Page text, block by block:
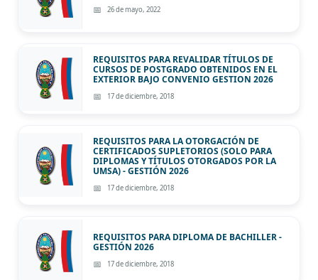
26 de mayo, 2022
REQUISITOS PARA REVALIDAR TÍTULOS DE
CURSOS DE POSTGRADO OBTENIDOS EN EL
EXTERIOR BAJO CONVENIO GESTION 2026
17 de diciembre, 2018
REQUISITOS PARA LA OTORGACIÓN DE
CERTIFICADOS SUPLETORIOS (SOLO PARA
DIPLOMAS Y TÍTULOS OTORGADOS POR LA
UMSA) - GESTIÓN 2026
17 de diciembre, 2018
REQUISITOS PARA DIPLOMA DE BACHILLER -
GESTIÓN 2026
17 de diciembre, 2018